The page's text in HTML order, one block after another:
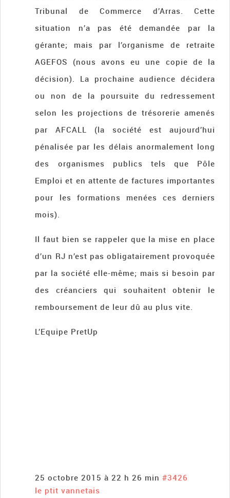
Tribunal de Commerce d’Arras. Cette
situation n’a pas été demandée par la
gérante; mais par l’organisme de retraite
AGEFOS (nous avons eu une copie de la
décision). La prochaine audience décidera
ou non de la poursuite du redressement
selon les projections de trésorerie amenés
par AFCALL (la société est aujourd’hui
pénalisée par les délais anormalement long
des organismes publics tels que Pôle
Emploi et en attente de factures importantes
pour les formations menées ces derniers
mois).
Il faut bien se rappeler que la mise en place
d’un RJ n’est pas obligatairement provoquée
par la société elle-même; mais si besoin par
des créanciers qui souhaitent obtenir le
remboursement de leur dû au plus vite.
L’Equipe PretUp
25 octobre 2015 à 22 h 26 min #3426
le ptit vannetais